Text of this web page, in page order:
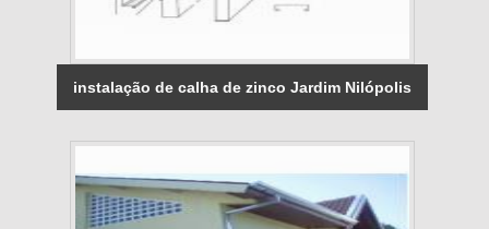
instalação de calha de zinco Jardim Nilópolis